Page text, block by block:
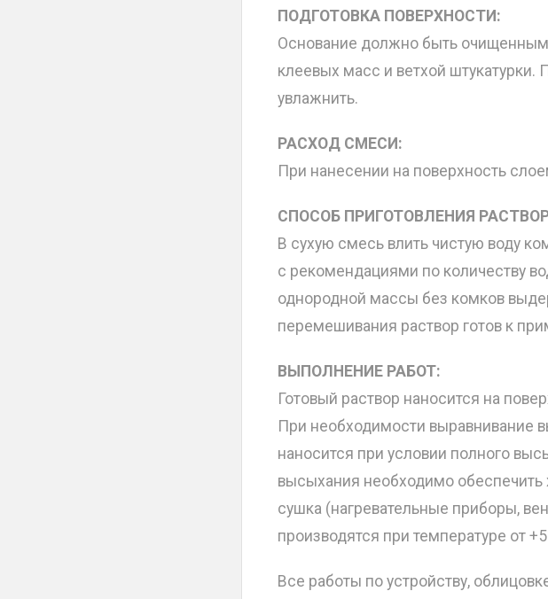
ПОДГОТОВКА ПОВЕРХНОСТИ:
Основание должно быть очищенным
клеевых масс и ветхой
увлажнить.
РАСХОД СМЕСИ:
При нанесении на поверхность
СПОСОБ ПРИГОТОВЛЕНИЯ
В сухую смесь влить чистую воду
с рекомендациями по количеству
однородной массы без комков
перемешивания раствор готов к
ВЫПОЛНЕНИЕ РАБОТ:
Готовый раствор наносится на
При необходимости выравнивание
наносится при условии полного
высыхания необходимо
сушка (нагревательные приборы,
производятся при температуре от
Все работы по устройству,